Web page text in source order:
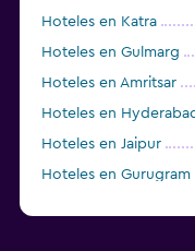
Hoteles en Katra
Hoteles en Gulmarg
Hoteles en Amritsar
Hoteles en
Hoteles en Jaipur
Hoteles en Gurugram